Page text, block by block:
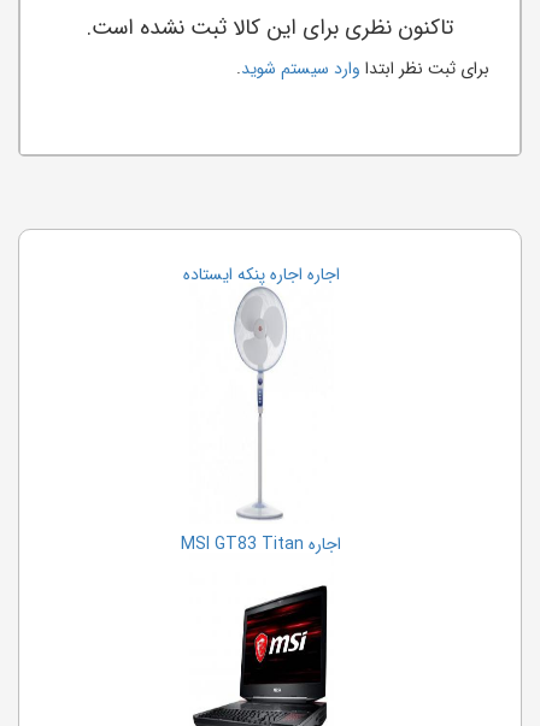
تاکنون نظری برای این کالا ثبت نشده است.
برای ثبت نظر ابتدا وارد سیستم شوید.
اجاره اجاره پنکه ایستاده
اجاره MSI GT83 Titan